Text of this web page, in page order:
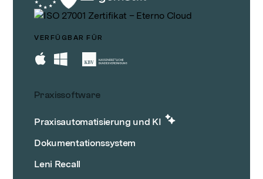
VERFÜGBAR FÜR
Praxissoftware
Praxisautomatisierung und KI
Dokumentationssystem
Leni Recall